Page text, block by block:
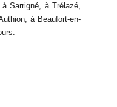
Sarrigné, à Trélazé,
à Beaufort-en-